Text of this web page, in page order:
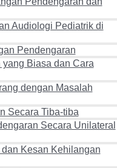
Audiologi Pediatrik di
Pendengaran
Biasa dan Cara
dengan Masalah
Secara Tiba-tiba
Secara Unilateral
Kesan Kehilangan